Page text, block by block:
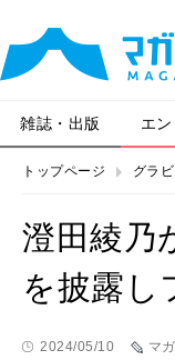
雑誌・出版 エン
トップページ グラ
澄田綾乃
を披露し
2024/05/10 マ